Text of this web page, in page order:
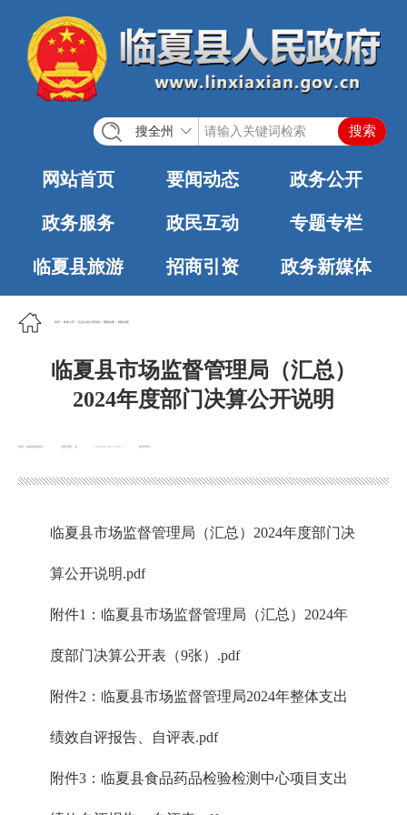
搜全州
网站首页 要闻动态 政务公开
政务服务 政民互动 专题专栏
临夏县旅游 招商引资 政务新媒体
首页 政务公开 法定主动公开内容 预算决算 财政决算
临夏县市场监督管理局（汇总）
2024年度部门决算公开说明
来源：临夏县财政局 浏览次数： 发布时间：
2025-11-03 11:03
临夏县市场监督管理局（汇总）2024年度部门决
算公开说明.pdf
附件1：临夏县市场监督管理局（汇总）2024年
度部门决算公开表（9张）.pdf
附件2：临夏县市场监督管理局2024年整体支出
绩效自评报告、自评表.pdf
附件3：临夏县食品药品检验检测中心项目支出